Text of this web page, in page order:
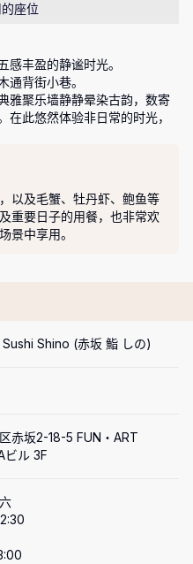
座位
感丰盈的静谧时光。
通背街小巷。
雅聚乐墙静静晕染古韵，数寄
此悠然体验非日常的时光，
以及毛蟹、牡丹虾、鲍鱼等
重要日子的用餐，也非常欢
景中享用。
Shino (赤坂 鮨 しの)
赤坂2-18-5 FUN・ART
ビル 3F